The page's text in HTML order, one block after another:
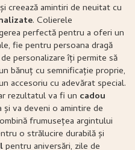
creează amintiri de neuitat cu
. Colierele
perfectă pentru a oferi un
fie pentru persoana dragă
personalizare îți permite să
bănuț cu semnificație proprie,
accesoriu cu adevărat special.
rezultatul va fi un cadou
și va deveni o amintire de
frumusețea argintului
o strălucire durabilă și
pentru aniversări, zile de